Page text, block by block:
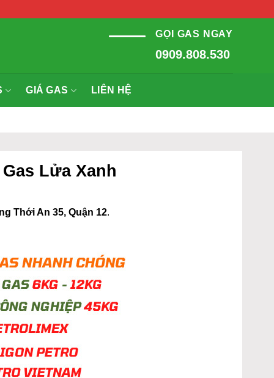
GỌI GAS NGAY
0909.808.530
GIÁ GAS LIÊN HỆ
Lửa Xanh
Thới An 35, Quận 12.